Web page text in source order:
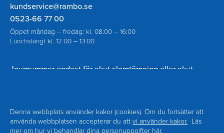
Denna webbplats använder kakor (cookies). Om du fortsätter att
använda webbplatsen accepterar du att vi använder kakor. Läs
mer om hur vi behandlar dina personuppgifter här.
Rambo
AB
kundservice@rambo.se
0523-66 77 00
Öppet måndag – fredag: kl. 08:00 – 16:00
Lunchstängt kl. 12.00 – 13:00
Journummer endast för akut slamtömning eller akut